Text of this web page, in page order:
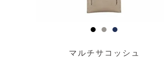
マルチサコッシュ